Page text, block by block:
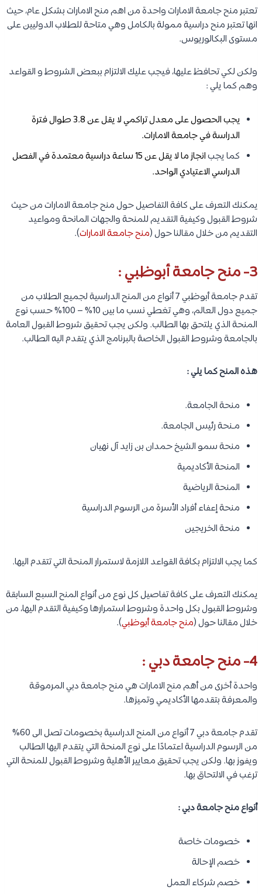
تعتبر منح جامعة الامارات واحدة من اهم منح الامارات بشكل عام، حيث
انها تعتبر منح دراسية ممولة بالكامل وهي متاحة للطلاب الدوليين على
مستوى البكالوريوس.
ولكن لكي تحافظ عليها، فيجب عليك الالتزام ببعض الشروط و القواعد
وهم كما يلي :
يجب الحصول على معدل تراكمي لا يقل عن 3.8 طوال فترة
الدراسة في جامعة الامارات.
كما يجب
انجاز ما لا يقل عن 15 ساعة دراسية معتمدة في الفصل
الدراسي الاعتيادي الواحد.
يمكنك التعرف على كافة التفاصيل حول منح جامعة الامارات من حيث
شروط القبول وكيفية التقديم للمنحة والجهات المانحة ومواعيد
التقديم من خلال مقالنا حول (منح جامعة الامارات).
3- منح جامعة أبوظبي :
تقدم جامعة أبوظبي 7 أنواع من المنح الدراسية لجميع الطلاب من
جميع دول العالم، وهي تغطي نسب ما بين 10% – 100% حسب نوع
المنحة الذي يلتحق بها الطالب. ولكن يجب تحقيق شروط القبول العامة
بالجامعة وشروط القبول الخاصة بالبرنامج الذي يتقدم اليه الطالب.
هذه المنح كما يلي :
منحة الجامعة.
مـنحة رئيس الجامعة.
منحة سمو الشيخ حمدان بن زايد آل نهيان
المنحة الأكاديمية
المنحة الرياضية
منحة إعفاء أفراد الأسرة من الرسوم الدراسية
منحة الخريجين
كما يجب الالتزام بكافة القواعد اللازمة لاستمرار المنحة التي تتقدم اليها.
يمكنك التعرف على كافة تفاصيل كل نوع من أنواع المنح السبع السابقة
وشروط القبول بكل واحدة وشروط استمرارها وكيفية التقدم اليها، من
خلال مقالنا حول (منح جامعة أبوظبي).
4- منح جامعة دبي :
واحدة أخرى من أهم منح الامارات هي منح جامعة دبي المرموقة
والمعرفة بتقدمها الأكاديمي وتميزها.
تقدم جامعة دبي 7 أنواع من المنح الدراسية بخصومات تصل الى 60%
من الرسوم الدراسية اعتمادًا على نوع المنحة التي يتقدم اليها الطالب
ويفوز بها. ولكن يجب تحقيق معايير الأهلية وشروط القبول للمنحة التي
ترغب في الالتحاق بها.
أنواع منح جامعة دبي :
خصومات خاصة
خصم الإحالة
خصم شركاء العمل